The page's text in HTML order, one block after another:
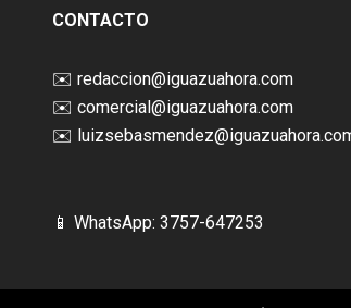
CONTACTO
✉️ redaccion@iguazuahora.com
✉️ comercial@iguazuahora.com
✉️
📱 WhatsApp: 3757-647253